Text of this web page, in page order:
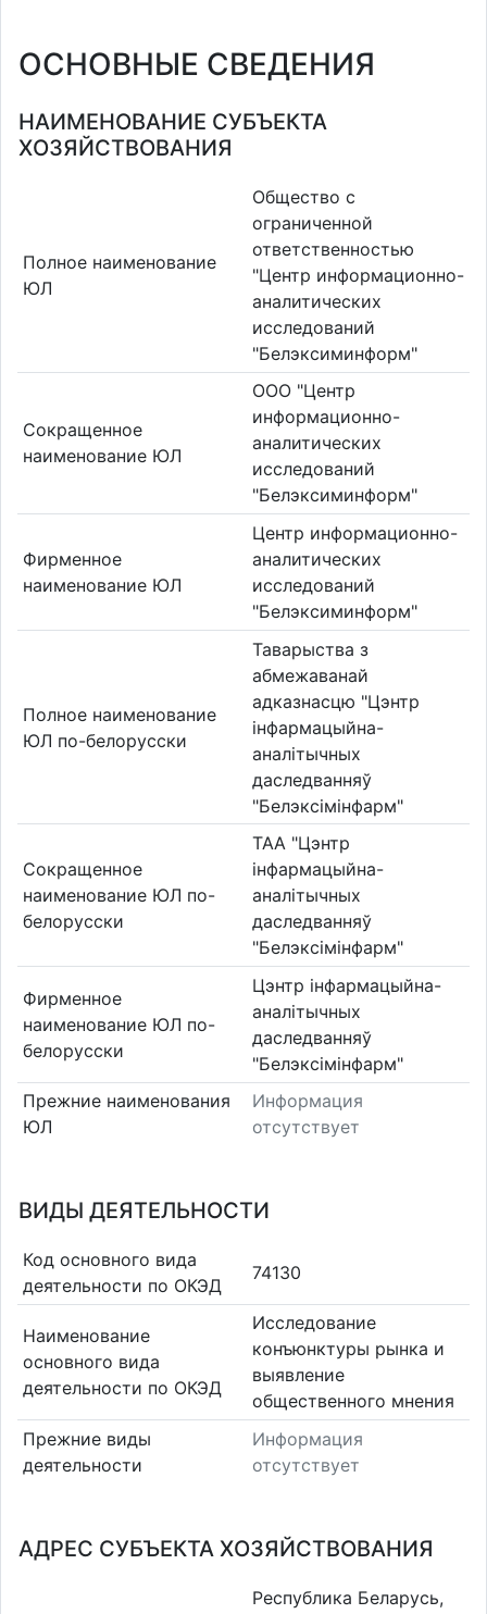
ОСНОВНЫЕ СВЕДЕНИЯ
НАИМЕНОВАНИЕ СУБЪЕКТА
ХОЗЯЙСТВОВАНИЯ
Полное наименование
ЮЛ
Общество с
ограниченной
ответственностью
"Центр информационно-
аналитических
исследований
"Белэксиминформ"
Сокращенное
наименование ЮЛ
ООО "Центр
информационно-
аналитических
исследований
"Белэксиминформ"
Фирменное
наименование ЮЛ
Центр информационно-
аналитических
исследований
"Белэксиминформ"
Полное наименование
ЮЛ по-белорусски
Таварыства з
абмежаванай
адказнасцю "Цэнтр
інфармацыйна-
аналітычных
даследванняў
"Белэксімінфарм"
Сокращенное
наименование ЮЛ по-
белорусски
ТАА "Цэнтр
інфармацыйна-
аналітычных
даследванняў
"Белэксімінфарм"
Фирменное
наименование ЮЛ по-
белорусски
Цэнтр інфармацыйна-
аналітычных
даследванняў
"Белэксімінфарм"
Прежние наименования
ЮЛ
Информация
отсутствует
ВИДЫ ДЕЯТЕЛЬНОСТИ
Код основного вида
деятельности по ОКЭД
74130
Наименование
основного вида
деятельности по ОКЭД
Исследование
конъюнктуры рынка и
выявление
общественного мнения
Прежние виды
деятельности
Информация
отсутствует
АДРЕС СУБЪЕКТА ХОЗЯЙСТВОВАНИЯ
Республика Беларусь,